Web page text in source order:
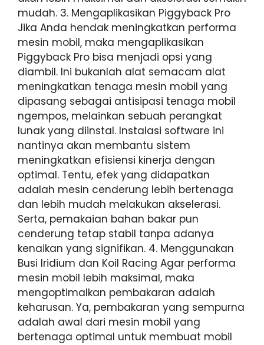
mudah. 3. Mengaplikasikan Piggyback Pro
Jika Anda hendak meningkatkan performa
mesin mobil, maka mengaplikasikan
Piggyback Pro bisa menjadi opsi yang
diambil. Ini bukanlah alat semacam alat
meningkatkan tenaga mesin mobil yang
dipasang sebagai antisipasi tenaga mobil
ngempos, melainkan sebuah perangkat
lunak yang diinstal. Instalasi software ini
nantinya akan membantu sistem
meningkatkan efisiensi kinerja dengan
optimal. Tentu, efek yang didapatkan
adalah mesin cenderung lebih bertenaga
dan lebih mudah melakukan akselerasi.
Serta, pemakaian bahan bakar pun
cenderung tetap stabil tanpa adanya
kenaikan yang signifikan. 4. Menggunakan
Busi Iridium dan Koil Racing Agar performa
mesin mobil lebih maksimal, maka
mengoptimalkan pembakaran adalah
keharusan. Ya, pembakaran yang sempurna
adalah awal dari mesin mobil yang
bertenaga optimal untuk membuat mobil